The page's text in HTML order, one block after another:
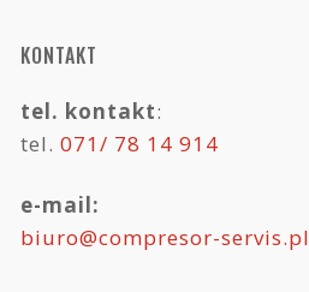
KONTAKT
tel. kontakt:
tel. 071/ 78 14 914
e-mail:
biuro@compresor-servis.pl